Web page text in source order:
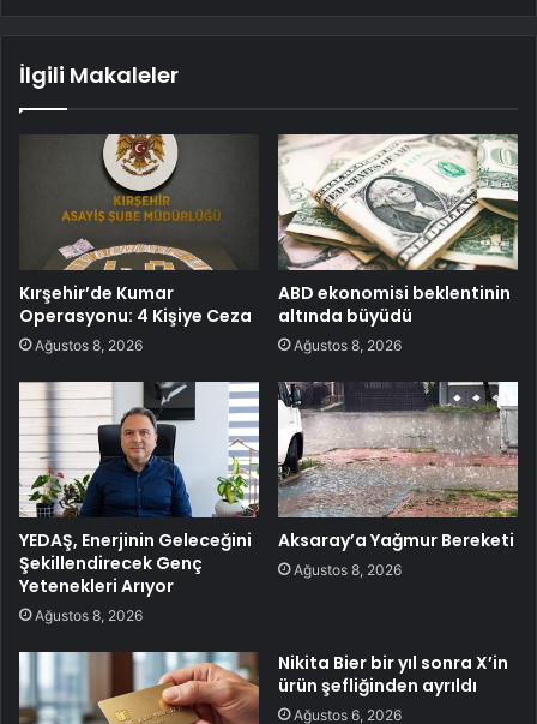
İlgili Makaleler
Kırşehir’de Kumar
Operasyonu: 4 Kişiye Ceza
Ağustos 8, 2026
ABD ekonomisi beklentinin
altında büyüdü
Ağustos 8, 2026
YEDAŞ, Enerjinin Geleceğini
Şekillendirecek Genç
Yetenekleri Arıyor
Ağustos 8, 2026
Aksaray’a Yağmur Bereketi
Ağustos 8, 2026
Nikita Bier bir yıl sonra X’in
ürün şefliğinden ayrıldı
Ağustos 6, 2026